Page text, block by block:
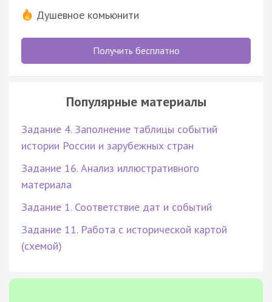
Душевное комьюнити
Получить бесплатно
Популярные материалы
Задание 4. Заполнение таблицы событий
истории России и зарубежных стран
Задание 16. Анализ иллюстративного
материала
Задание 1. Соответствие дат и событий
Задание 11. Работа с исторической картой
(схемой)